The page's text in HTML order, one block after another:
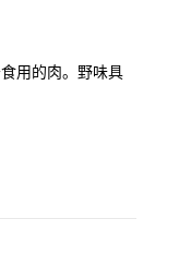
用的肉。野味具